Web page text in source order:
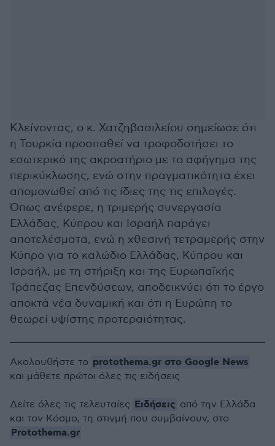
Κλείνοντας, ο κ. Χατζηβασιλείου σημείωσε ότι
η Τουρκία προσπαθεί να τροφοδοτήσει το
εσωτερικό της ακροατήριο με το αφήγημα της
περικύκλωσης, ενώ στην πραγματικότητα έχει
απομονωθεί από τις ίδιες της τις επιλογές.
Όπως ανέφερε, η τριμερής συνεργασία
Ελλάδας, Κύπρου και Ισραήλ παράγει
αποτελέσματα, ενώ η χθεσινή τετραμερής στην
Κύπρο για το καλώδιο Ελλάδας, Κύπρου και
Ισραήλ, με τη στήριξη και της Ευρωπαϊκής
Τράπεζας Επενδύσεων, αποδεικνύει ότι το έργο
αποκτά νέα δυναμική και ότι η Ευρώπη το
θεωρεί υψίστης προτεραιότητας.
Ακολουθήστε το protothema.gr στο Google News
και μάθετε πρώτοι όλες τις ειδήσεις
Δείτε όλες τις τελευταίες Ειδήσεις από την Ελλάδα
και τον Κόσμο, τη στιγμή που συμβαίνουν, στο
Protothema.gr